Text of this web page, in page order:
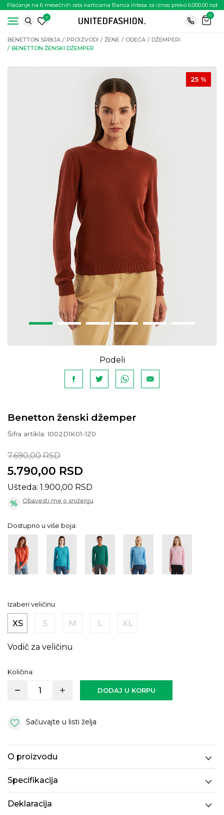
Plaćanje na 6 mesečnih rata karticama Banca Intesa za iznos preko 6.000.00 rsd
0
0
BENETTON SRBIJA PROIZVODI ŽENE ODEĆA
DŽEMPERI
BENETTON ŽENSKI DŽEMPER
25 %
Podeli
Benetton ženski džemper
Šifra artikla:1002D1K01-1Z0
7.690,00 RSD
5.790,00 RSD
Ušteda: 1.900,00 RSD
Obavesti me o sniženju
Dostupno u više boja:
Izaberi veličinu:
XS S M L XL
Vodič za veličinu
Količina:
DODAJ U KORPU
Sačuvajte u listi želja
O proizvodu
Specifikacija
Deklaracija